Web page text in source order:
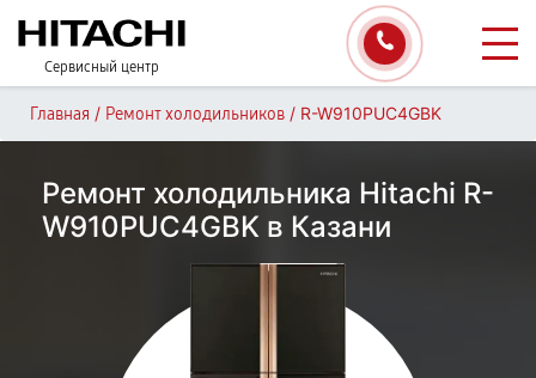
Сервисный центр
Главная / Ремонт холодильников / R-W910PUC4GBK
Ремонт холодильника Hitachi R-
W910PUC4GBK в Казани